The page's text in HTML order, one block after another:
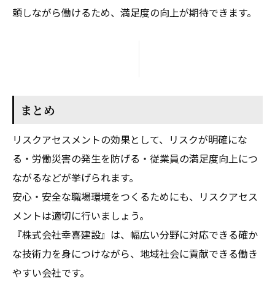
頼しながら働けるため、満足度の向上が期待できます。
まとめ
リスクアセスメントの効果として、リスクが明確にな
る・労働災害の発生を防げる・従業員の満足度向上につ
ながるなどが挙げられます。
安心・安全な職場環境をつくるためにも、リスクアセス
メントは適切に行いましょう。
『株式会社幸喜建設』は、幅広い分野に対応できる確か
な技術力を身につけながら、地域社会に貢献できる働き
やすい会社です。